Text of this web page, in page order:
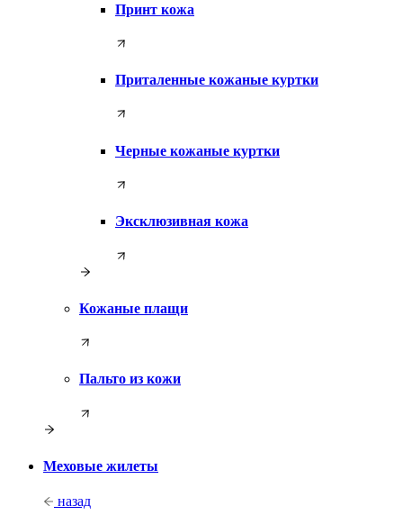
Принт кожа
Приталенные кожаные куртки
Черные кожаные куртки
Эксклюзивная кожа
Кожаные плащи
Пальто из кожи
Меховые жилеты
назад